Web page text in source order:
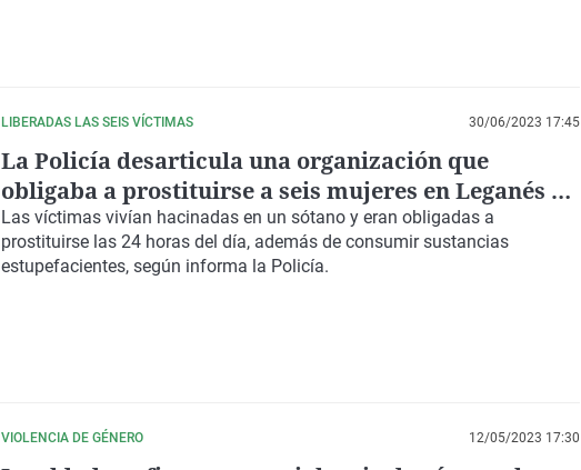
LIBERADAS LAS SEIS VÍCTIMAS 30/06/2023 17:45
La Policía desarticula una organización que
obligaba a prostituirse a seis mujeres en Leganés y
Móstoles
Las víctimas vivían hacinadas en un sótano y eran obligadas a
prostituirse las 24 horas del día, además de consumir sustancias
estupefacientes, según informa la Policía.
VIOLENCIA DE GÉNERO 12/05/2023 17:30